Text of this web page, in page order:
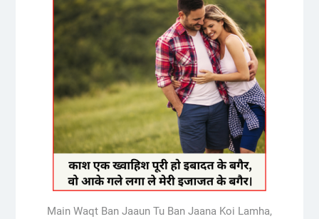
Main Waqt Ban Jaaun Tu Ban Jaana Koi Lamha,